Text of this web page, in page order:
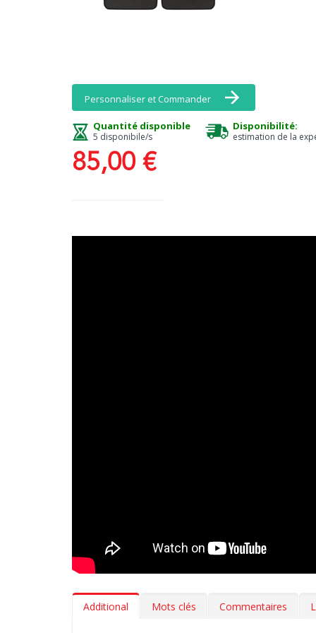
Personnaliser et Commander
Quantité disponible
5 disponibile/s
Disponibilité:
estimation de la
85,00 €
Additional Mots clés Commentaires